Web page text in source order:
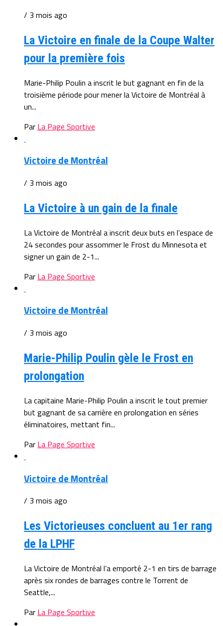
/ 3 mois ago
La Victoire en finale de la Coupe Walter
pour la première fois
Marie-Philip Poulin a inscrit le but gagnant en fin de la
troisième période pour mener la Victoire de Montréal à
un...
Par La Page Sportive
Victoire de Montréal
/ 3 mois ago
La Victoire à un gain de la finale
La Victoire de Montréal a inscrit deux buts en l’espace de
24 secondes pour assommer le Frost du Minnesota et
signer un gain de 2-1...
Par La Page Sportive
Victoire de Montréal
/ 3 mois ago
Marie-Philip Poulin gèle le Frost en
prolongation
La capitaine Marie-Philip Poulin a inscrit le tout premier
but gagnant de sa carrière en prolongation en séries
éliminatoires, mettant fin...
Par La Page Sportive
Victoire de Montréal
/ 3 mois ago
Les Victorieuses concluent au 1er rang
de la LPHF
La Victoire de Montréal l’a emporté 2-1 en tirs de barrage
après six rondes de barrages contre le Torrent de
Seattle,...
Par La Page Sportive